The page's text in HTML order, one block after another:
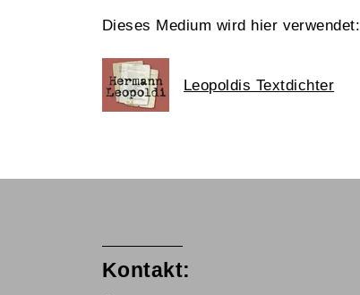
Dieses Medium wird hier verwendet:
Leopoldis Textdichter
Kontakt: